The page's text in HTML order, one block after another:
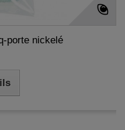
porte nickelé